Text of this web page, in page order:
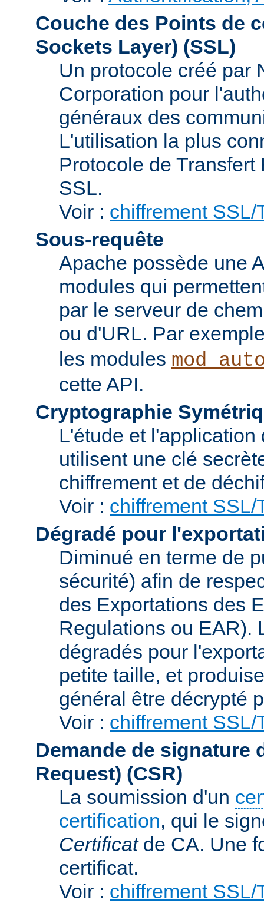
Couche des Points de
Sockets Layer) (SSL)
Un protocole créé par
Corporation pour
généraux des
L'utilisation la plus
Protocole de
SSL.
Voir : chiffrement SSL/
Sous-requête
Apache possède une
modules qui
par le serveur de
ou d'URL. Par
les modules
cette API.
Cryptographie
L'étude et
utilisent une clé
chiffrement et de
Voir : chiffrement SSL/
Dégradé pour
Diminué en terme de
sécurité) afin de
des Exportations des
Regulations ou EAR).
dégradés pour
petite taille, et
général être décrypté
Voir : chiffrement SSL/
Demande de signature
Request) (CSR)
La soumission d'un
certification, qui le
Certificatde CA. Une
certificat.
Voir : chiffrement SSL/